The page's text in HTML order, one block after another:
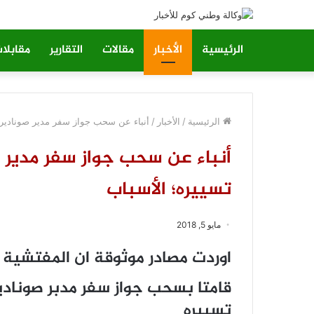
الرئيسية الأخبار مقالات التقارير
الرئيسية / الأخبار / أنباء عن سحب جواز سفر مدير
أنباء عن سحب جواز سفر
تسييره؛ الأسباب
مايو 5, 2018
اوردت مصادر موثوقة ان المفتشية
قامتا بسحب جواز سفر مدبر